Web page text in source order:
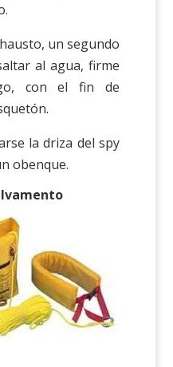
un segundo
al agua, firme
con el fin de
la driza del spy
obenque.